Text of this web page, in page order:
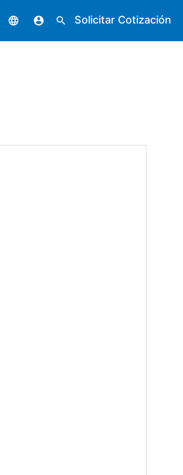
language account_circle search Solicitar Cotización